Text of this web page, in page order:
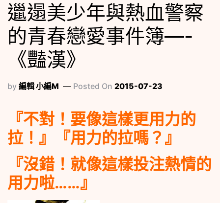
邋遢美少年與熱血警察
的青春戀愛事件簿—-
《豔漢》
by 編輯 小編M Posted On 2015-07-23
『不對！要像這樣更用力的
拉！』『用力的拉嗎？』
『沒錯！就像這樣投注熱情的
用力啦……』